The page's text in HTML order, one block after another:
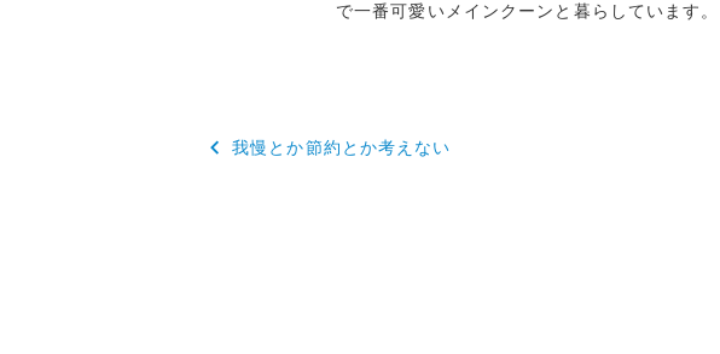
で一番可愛いメインクーンと暮らしています。
投
我慢とか節約とか考えない